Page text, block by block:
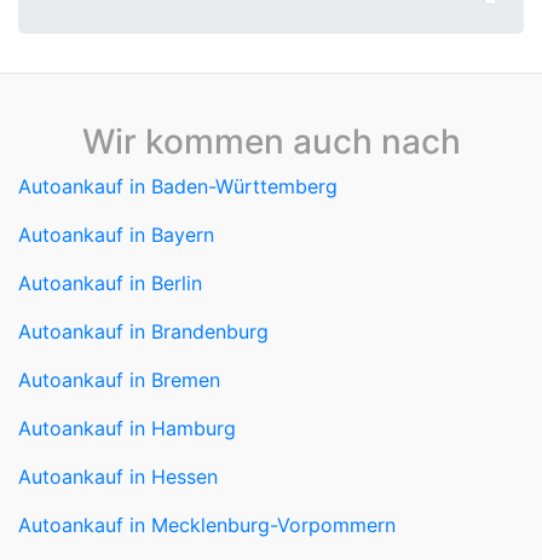
Wir kommen auch nach
Autoankauf in Baden-Württemberg
Autoankauf in Bayern
Autoankauf in Berlin
Autoankauf in Brandenburg
Autoankauf in Bremen
Autoankauf in Hamburg
Autoankauf in Hessen
Autoankauf in Mecklenburg-Vorpommern